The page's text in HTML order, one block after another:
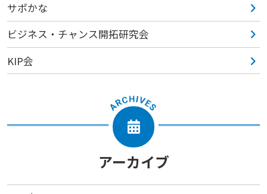
サポかな
ビジネス・チャンス開拓研究会
KIP会
アーカイブ